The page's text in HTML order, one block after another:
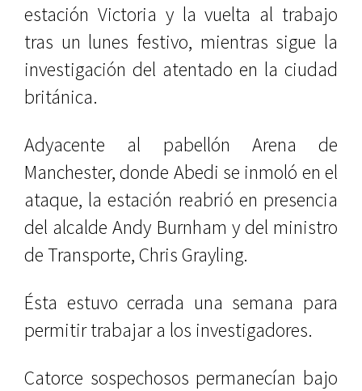
estación Victoria y la vuelta al trabajo
tras un lunes festivo, mientras sigue la
investigación del atentado en la ciudad
británica.
Adyacente al pabellón Arena de
Manchester, donde Abedi se inmoló en el
ataque, la estación reabrió en presencia
del alcalde Andy Burnham y del ministro
de Transporte, Chris Grayling.
Ésta estuvo cerrada una semana para
permitir trabajar a los investigadores.
Catorce sospechosos permanecían bajo